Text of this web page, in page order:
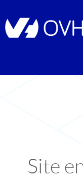
Site